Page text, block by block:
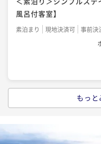
風呂付客室】
素泊まり 現地決済可 事前決
＜朝食付＞旅のアレン
朝食付き 現地決済可
もっ